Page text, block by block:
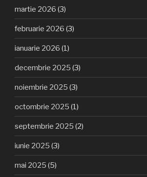
martie 2026 (3)
februarie 2026 (3)
ianuarie 2026 (1)
decembrie 2025 (3)
noiembrie 2025 (3)
octombrie 2025 (1)
septembrie 2025 (2)
iunie 2025 (3)
mai 2025 (5)